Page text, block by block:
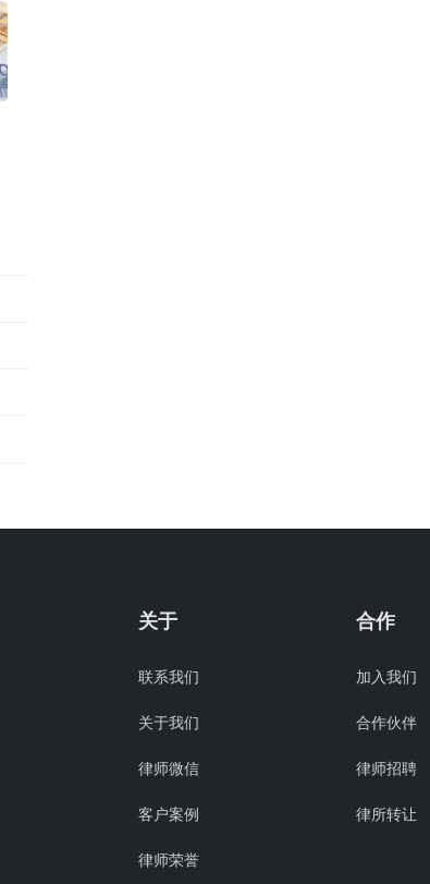
关于
联系我们
关于我们
律师微信
客户案例
律师荣誉
合作
加入我们
合作伙伴
律师招聘
律所转让